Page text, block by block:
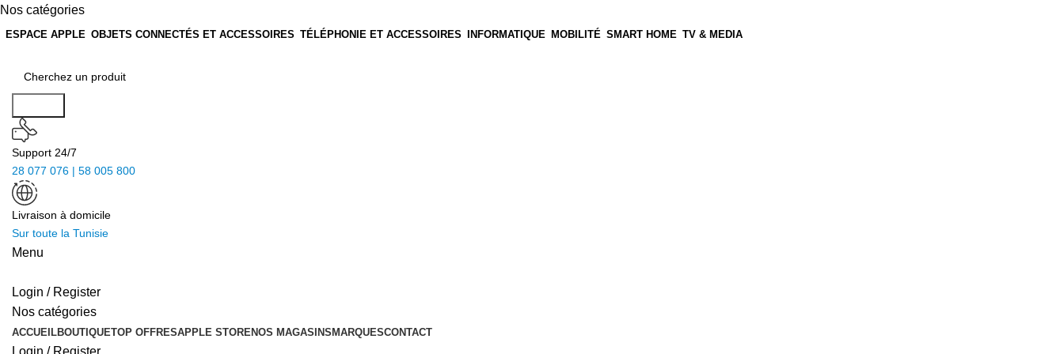
Nos catégories
ESPACE APPLE OBJETS CONNECTÉS ET ACCESSOIRES TÉLÉPHONIE ET ACCESSOIRES INFORMATIQUE MOBILITÉ SMART HOME TV & MEDIA
Support 24/7
28 077 076 | 58 005 800
Livraison à domicile
Sur toute la Tunisie
Menu
Login / Register
Nos catégories
ACCUEILBOUTIQUETOP OFFRESAPPLE STORENOS MAGASINSMARQUESCONTACT
Login / Register